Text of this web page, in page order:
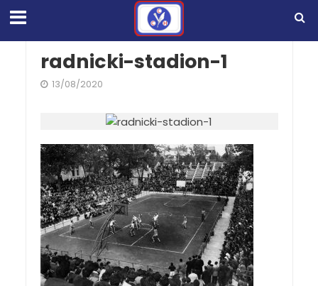
radnicki-stadion-1
13/08/2020